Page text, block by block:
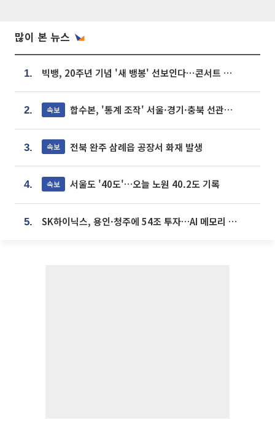
많이 본 뉴스
1. 빅뱅, 20주년 기념 '새 뱅봉' 선보인다⋯콘서트 앞두고 팝업 개최
2. 속보 합수본, '통계 조작' 서울·경기·충북 선관위 등 추가 압수수색
3. 속보 전북 완주 삼례읍 공장서 화재 발생
4. 속보 서울도 '40도'…오늘 노원 40.2도 기록
5. SK하이닉스, 용인·청주에 54조 투자…AI 메모리 생산기지 키운다